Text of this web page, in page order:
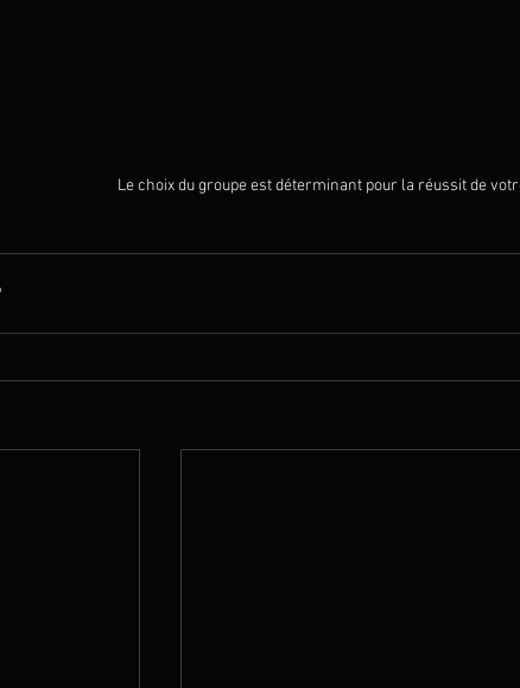
Le choix du groupe est déterminant pour la réussit de